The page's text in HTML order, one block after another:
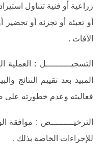
زراعية أو فنية تتناول
أو تعبئة أو تجزئه أو
الآفات .
التسجيــــــــــل :
المبيد بعد تقييم النتائج
فعاليته وعدم خطورته على
الترخيـــــــــص : موافقة
للإجراءات الخاصة بذلك .